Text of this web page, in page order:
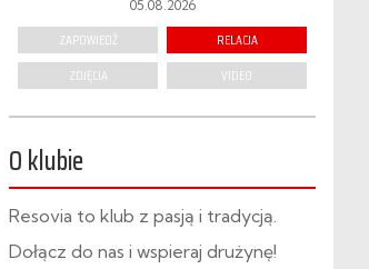
05.08.2026
ZAPOWIEDŹ
RELACJA
ZDJĘCIA
VIDEO
O klubie
Resovia to klub z pasją i tradycją.
Dołącz do nas i wspieraj drużynę!